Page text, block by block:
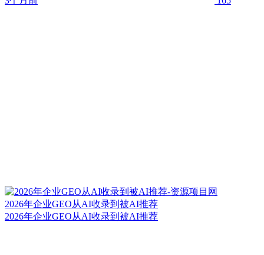
2026年企业GEO从AI收录到被AI推荐
2026年企业GEO从AI收录到被AI推荐